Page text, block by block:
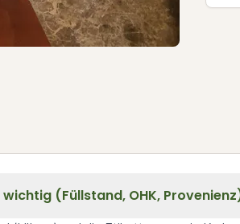
(Füllstand, OHK,